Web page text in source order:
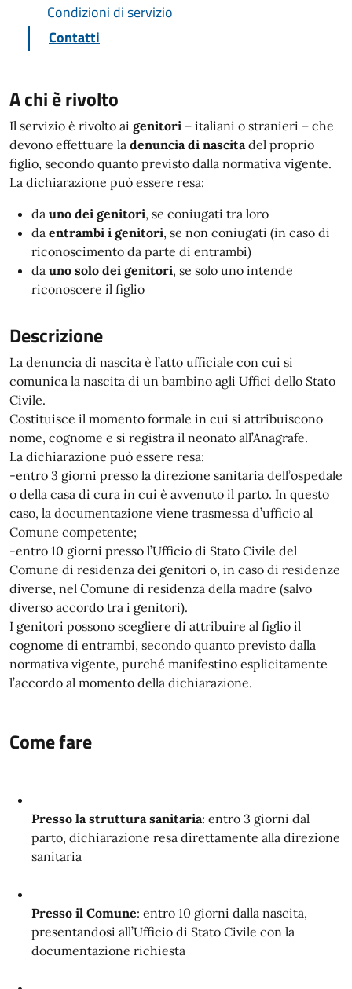
Condizioni di servizio
Contatti
A chi è rivolto
Il servizio è rivolto ai genitori – italiani o stranieri – che
devono effettuare la denuncia di nascitadel proprio
figlio, secondo quanto previsto dalla normativa vigente.
La dichiarazione può essere resa:
da uno dei genitori, se coniugati tra loro
da entrambi i genitori, se non coniugati (in caso di
riconoscimento da parte di entrambi)
da uno solo dei genitori, se solo uno intende
riconoscere il figlio
Descrizione
La denuncia di nascita è l’atto ufficiale con cui si
comunica la nascita di un bambino agli Uffici dello Stato
Civile.
Costituisce il momento formale in cui si attribuiscono
nome, cognome e si registra il neonato all’Anagrafe.
La dichiarazione può essere resa:
-entro 3 giorni presso la direzione sanitaria dell’ospedale
o della casa di cura in cui è avvenuto il parto. In questo
caso, la documentazione viene trasmessa d’ufficio al
Comune competente;
-entro 10 giorni presso l’Ufficio di Stato Civile del
Comune di residenza dei genitori o, in caso di residenze
diverse, nel Comune di residenza della madre (salvo
diverso accordo tra i genitori).
I genitori possono scegliere di attribuire al figlio il
cognome di entrambi, secondo quanto previsto dalla
normativa vigente, purché manifestino esplicitamente
l’accordo al momento della dichiarazione.
Come fare
Presso la struttura sanitaria: entro 3 giorni dal
parto, dichiarazione resa direttamente alla direzione
sanitaria
Presso il Comune: entro 10 giorni dalla nascita,
presentandosi all’Ufficio di Stato Civile con la
documentazione richiesta